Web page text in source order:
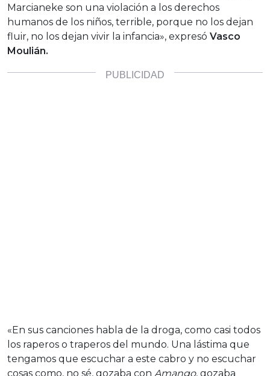
Marcianeke son una violación a los derechos
humanos de los niños, terrible, porque no los dejan
fluir, no los dejan vivir la infancia», expresó Vasco
Moulián.
«En sus canciones habla de la droga, como casi todos
los raperos o traperos del mundo. Una lástima que
tengamos que escuchar a este cabro y no escuchar
cosas como, no sé, gozaba con Amango, gozaba